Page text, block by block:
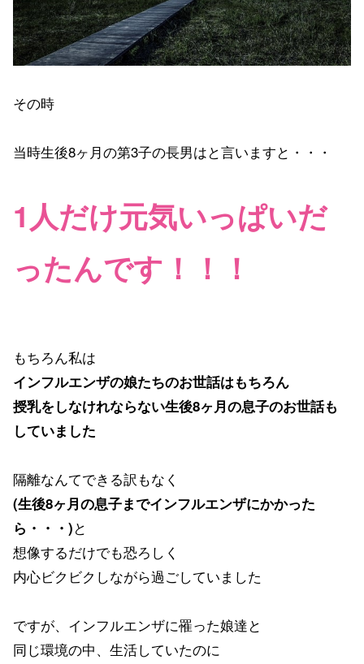
その時
当時生後8ヶ月の第3子の長男はと言いますと・・・
1人だけ元気いっぱいだ
ったんです！！！
もちろん私は
インフルエンザの娘たちのお世話はもちろん
授乳をしなけれならない生後8ヶ月の息子のお世話も
していました
隔離なんてできる訳もなく
(生後8ヶ月の息子までインフルエンザにかかった
ら・・・)と
想像するだけでも恐ろしく
内心ビクビクしながら過ごしていました
ですが、インフルエンザに罹った娘達と
同じ環境の中、生活していたのに